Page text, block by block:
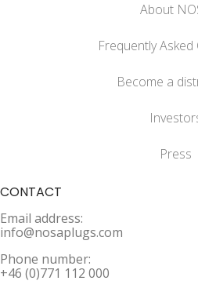
About
Frequently
Become a
Press
CONTACT
Email address:
info@nosaplugs.com
Phone number:
+46 (0)771 112 000